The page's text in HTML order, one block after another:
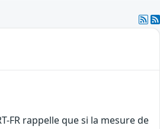
FR rappelle que si la mesure de